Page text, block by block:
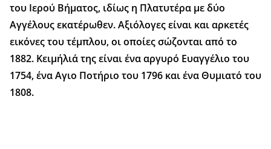
του Ιερού Βήματος, ιδίως η Πλατυτέρα με δύο
Αγγέλους εκατέρωθεν. Αξιόλογες είναι και αρκετές
εικόνες του τέμπλου, οι οποίες σώζονται από το
1882. Κειμήλιά της είναι ένα αργυρό Ευαγγέλιο του
1754, ένα Αγιο Ποτήριο του 1796 και ένα Θυμιατό του
1808.